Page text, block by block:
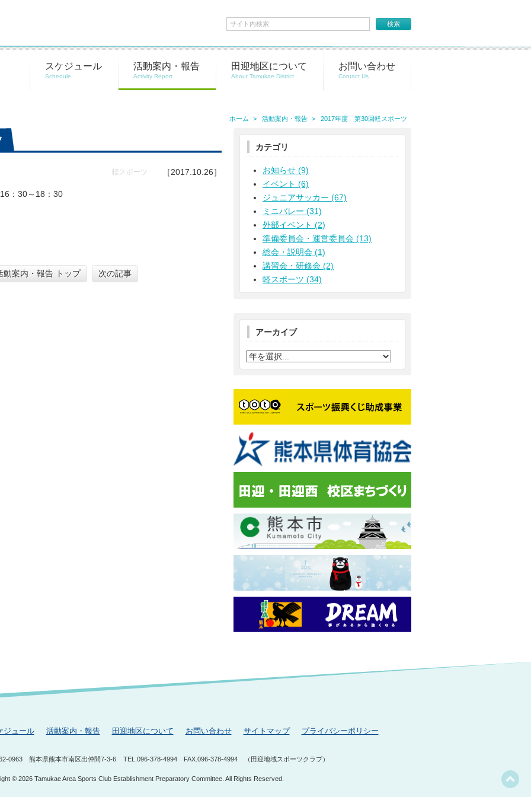
スケジュール 活動案内・報告 田迎地区について お問い合わせ
ホーム 活動案内・報告 2017年度 第30回軽スポーツ
軽スポーツ ［2017.10.26］
30～18：30
動案内・報告 トップ 次の記事
カテゴリ
お知らせ (9)
イベント (6)
ジュニアサッカー (67)
ミニバレー (31)
外部イベント (2)
準備委員会・運営委員会 (13)
総会・説明会 (1)
講習会・研修会 (2)
軽スポーツ (34)
アーカイブ
ジュール 活動案内・報告 田迎地区について お問い合わせ サイトマップ プライバシーポリシー
0963 熊本県熊本市南区出仲間7-3-6 TEL.096-378-4994 FAX.096-378-4994 （田迎地域スポーツクラブ）
© 2026 Tamukae Area Sports Club Establishment Preparatory Committee. All Rights Reserved.